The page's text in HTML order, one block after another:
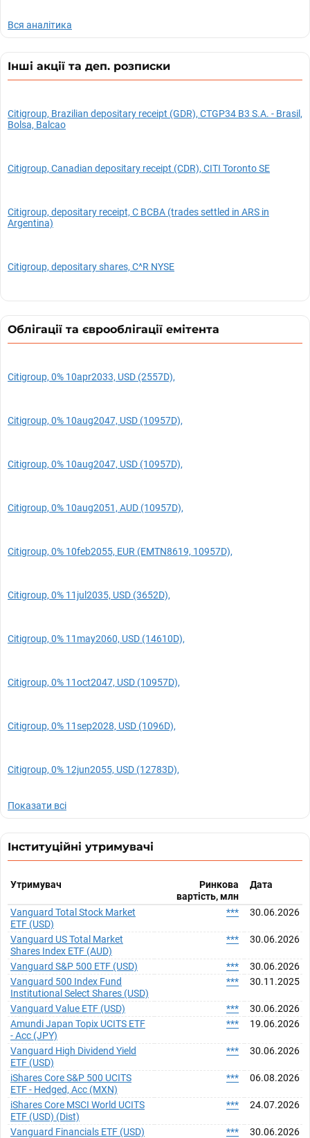
Вся аналітика
Інші акції та деп. розписки
Citigroup, Brazilian depositary receipt (GDR), CTGP34 B3 S.A. - Brasil,
Bolsa, Balcao
Citigroup, Canadian depositary receipt (CDR), CITI Toronto SE
Citigroup, depositary receipt, C BCBA (trades settled in ARS in
Argentina)
Citigroup, depositary shares, C^R NYSE
Облігації та єврооблігації емітента
Citigroup, 0% 10apr2033, USD (2557D),
Citigroup, 0% 10aug2047, USD (10957D),
Citigroup, 0% 10aug2047, USD (10957D),
Citigroup, 0% 10aug2051, AUD (10957D),
Citigroup, 0% 10feb2055, EUR (EMTN8619, 10957D),
Citigroup, 0% 11jul2035, USD (3652D),
Citigroup, 0% 11may2060, USD (14610D),
Citigroup, 0% 11oct2047, USD (10957D),
Citigroup, 0% 11sep2028, USD (1096D),
Citigroup, 0% 12jun2055, USD (12783D),
Показати всі
Інституційні утримувачі
Утримувач
Ринкова
вартість, млн
Дата
Vanguard Total Stock Market
ETF (USD)
*** 30.06.2026
Vanguard US Total Market
Shares Index ETF (AUD)
*** 30.06.2026
Vanguard S&P 500 ETF (USD) ***
30.06.2026
Vanguard 500 Index Fund
Institutional Select Shares (USD)
*** 30.11.2025
Vanguard Value ETF (USD) ***
30.06.2026
Amundi Japan Topix UCITS ETF
- Acc (JPY)
*** 19.06.2026
Vanguard High Dividend Yield
ETF (USD)
*** 30.06.2026
iShares Core S&P 500 UCITS
ETF - Hedged, Acc (MXN)
*** 06.08.2026
iShares Core MSCI World UCITS
ETF (USD) (Dist)
*** 24.07.2026
Vanguard Financials ETF (USD) *** 30.06.2026